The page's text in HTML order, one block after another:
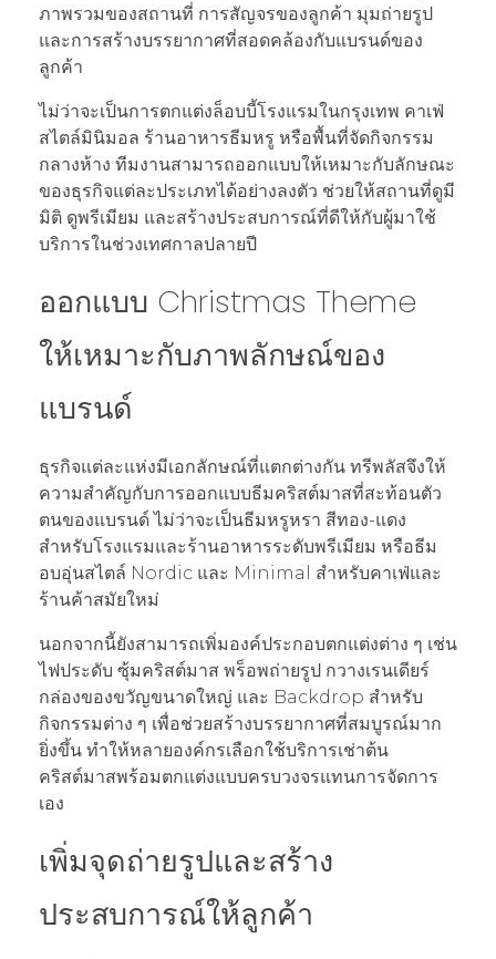
ภาพรวมของสถานที่ การสัญจรของลูกค้า มุมถ่ายรูป
และการสร้างบรรยากาศที่สอดคล้องกับแบรนด์ของ
ลูกค้า
ไม่ว่าจะเป็นการตกแต่งล็อบบี้โรงแรมในกรุงเทพ คาเฟ่
สไตล์มินิมอล ร้านอาหารธีมหรู หรือพื้นที่จัดกิจกรรม
กลางห้าง ทีมงานสามารถออกแบบให้เหมาะกับลักษณะ
ของธุรกิจแต่ละประเภทได้อย่างลงตัว ช่วยให้สถานที่ดูมี
มิติ ดูพรีเมียม และสร้างประสบการณ์ที่ดีให้กับผู้มาใช้
บริการในช่วงเทศกาลปลายปี
ออกแบบ Christmas Theme
ให้เหมาะกับภาพลักษณ์ของ
แบรนด์
ธุรกิจแต่ละแห่งมีเอกลักษณ์ที่แตกต่างกัน ทรีพลัสจึงให้
ความสำคัญกับการออกแบบธีมคริสต์มาสที่สะท้อนตัว
ตนของแบรนด์ ไม่ว่าจะเป็นธีมหรูหรา สีทอง-แดง
สำหรับโรงแรมและร้านอาหารระดับพรีเมียม หรือธีม
อบอุ่นสไตล์ Nordic และ Minimal สำหรับคาเฟ่และ
ร้านค้าสมัยใหม่
นอกจากนี้ยังสามารถเพิ่มองค์ประกอบตกแต่งต่าง ๆ เช่น
ไฟประดับ ซุ้มคริสต์มาส พร็อพถ่ายรูป กวางเรนเดียร์
กล่องของขวัญขนาดใหญ่ และ Backdrop สำหรับ
กิจกรรมต่าง ๆ เพื่อช่วยสร้างบรรยากาศที่สมบูรณ์มาก
ยิ่งขึ้น ทำให้หลายองค์กรเลือกใช้บริการเช่าต้น
คริสต์มาสพร้อมตกแต่งแบบครบวงจรแทนการจัดการ
เอง
เพิ่มจุดถ่ายรูปและสร้าง
ประสบการณ์ให้ลูกค้า